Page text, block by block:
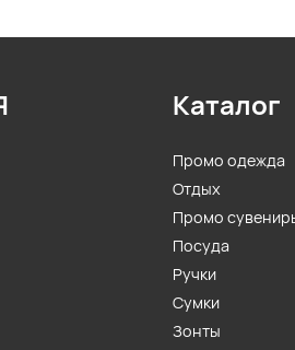
Каталог
Промо одежда
Отдых
Промо
Посуда
Ручки
Сумки
Зонты